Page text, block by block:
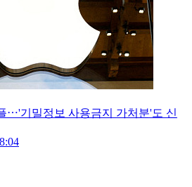
⋯'기밀정보 사용금지 가처분'도 신